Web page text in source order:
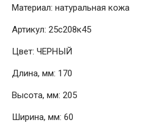
Материал: натуральная кожа
Артикул: 25с208к45
Цвет: ЧЕРНЫЙ
Длина, мм: 170
Высота, мм: 205
Ширина, мм: 60